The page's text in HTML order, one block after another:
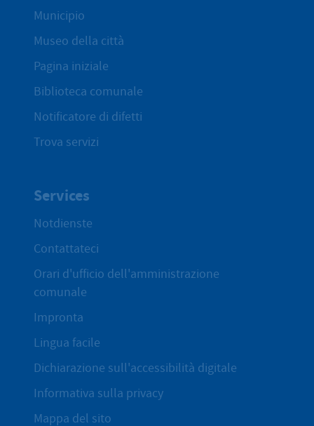
Municipio
Museo della città
Pagina iniziale
Biblioteca comunale
Notificatore di difetti
Trova servizi
Services
Notdienste
Contattateci
Orari d'ufficio dell'amministrazione
comunale
Impronta
Lingua facile
Dichiarazione sull'accessibilità digitale
Informativa sulla privacy
Mappa del sito